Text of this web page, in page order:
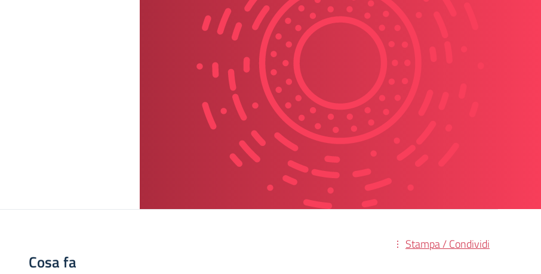
Stampa / Condividi
Cosa fa